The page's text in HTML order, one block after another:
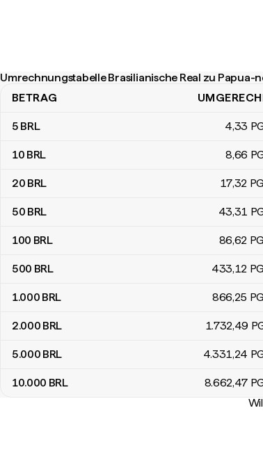
Umrechnungstabelle Brasilianische Real zu Papua-
Umrechnungstabelle Brasilianische Real zu Papua-
BETRAG
5 BRL 4,33
10 BRL 8,66
20 BRL 17,32
50 BRL 43,31
100 BRL 86,62
500 BRL 433,12
1.000 BRL 866,25
2.000 BRL 1.732,49
5.000 BRL 4.331,24
10.000 BRL 8.662,47